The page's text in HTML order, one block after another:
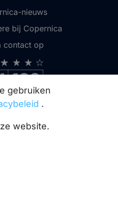
nieuws
bij Copernica
contact op
gebruiken
.
website.